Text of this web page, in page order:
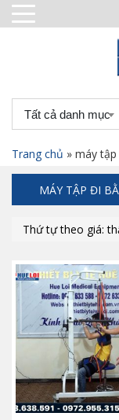
Tất cả danh mục
Trang chủ » máy
MÁY TẬP ĐI